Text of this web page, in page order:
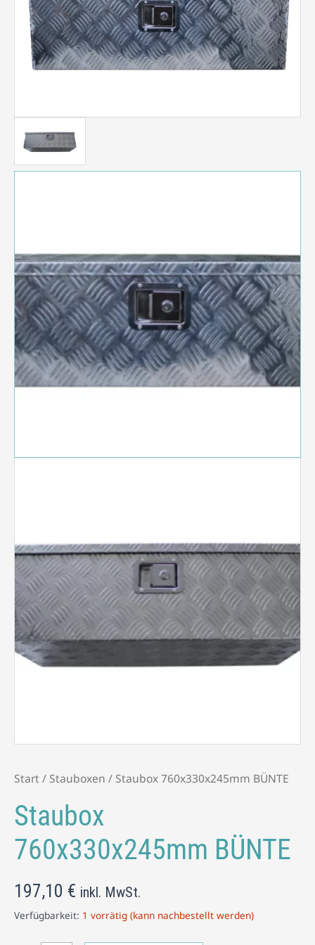
Start/ Stauboxen / Staubox 760x330x245mm BÜNTE
Staubox
760x330x245mm BÜNTE
197,10 € inkl. MwSt.
Verfügbarkeit: 1 vorrätig (kann nachbestellt werden)